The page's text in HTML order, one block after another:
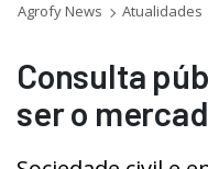
Agrofy News Atualidades
Consulta
ser o